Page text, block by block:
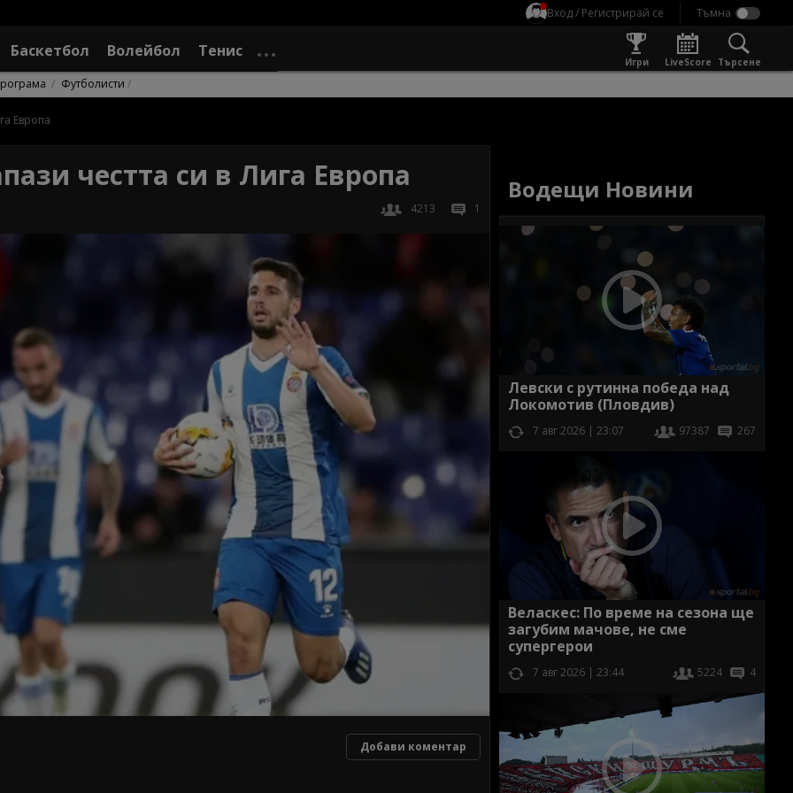
Вход / Регистрирай се
Баскетбол Волейбол Тенис
Игри LiveScore Търсене
Футболисти
Европа
честта си в Лига Европа
4213 1
Добави коментар
Водещи Новини
Левски с рутинна победа над
Локомотив (Пловдив)
7 авг 2026 | 23:07 97387 267
Веласкес: По време на сезона ще
загубим мачове, не сме
супергерои
7 авг 2026 | 23:44 5224 4